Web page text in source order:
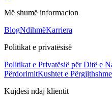
Më shumë informacion
BlogNdihmëKarriera
Politikat e privatësisë
Politikat e Privatësië për Ditë e
PërdorimitKushtet e
Kujdesi ndaj klientit